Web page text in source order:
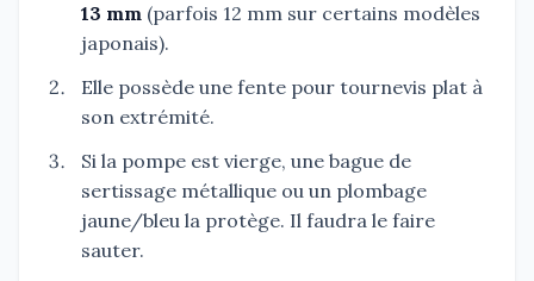
13 mm (parfois 12 mm sur certains modèles
japonais).
Elle possède une fente pour tournevis plat à
son extrémité.
Si la pompe est vierge, une bague de
sertissage métallique ou un plombage
jaune/bleu la protège. Il faudra le faire
sauter.